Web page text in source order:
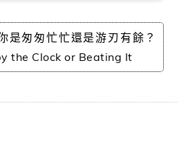
匆匆忙忙還是游刃有餘？
the Clock or Beating It